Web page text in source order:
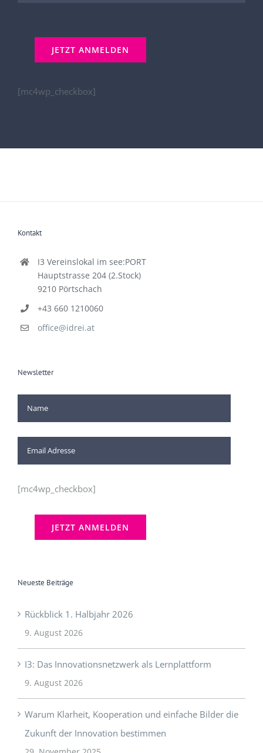
[mc4wp_checkbox]
Kontakt
I3 Vereinslokal im see:PORT
Hauptstrasse 204 (2.Stock)
9210 Pörtschach
+43 660 1210060
office@idrei.at
Newsletter
[mc4wp_checkbox]
Neueste Beiträge
Rückblick 1. Halbjahr 2026
9. August 2026
I3: Das Innovationsnetzwerk als Lernplattform
9. August 2026
Warum Klarheit, Kooperation und einfache Bilder die
Zukunft der Innovation bestimmen